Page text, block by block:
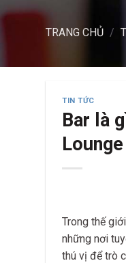
TRANG CHỦ /
TIN TỨC
Bar là
Lounge
Trong thế
những nơi
thú vị để trò